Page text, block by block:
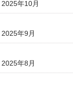
2025年10月
2025年9月
2025年8月